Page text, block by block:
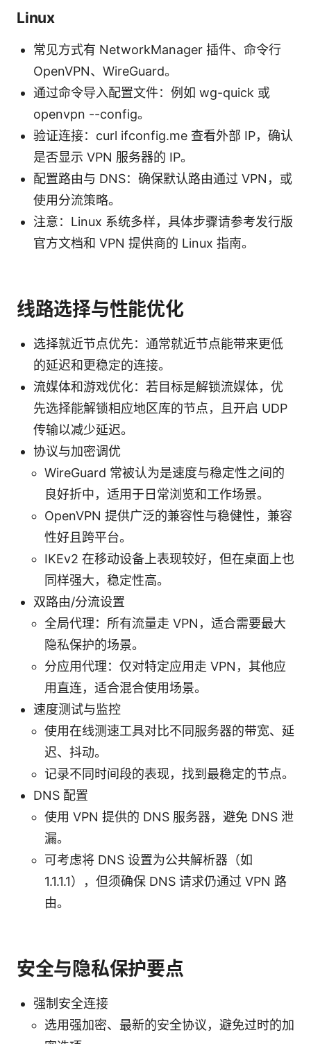
Linux
常见方式有 NetworkManager 插件、命令行
OpenVPN、WireGuard。
通过命令导入配置文件：例如 wg-quick 或
openvpn --config。
验证连接：curl ifconfig.me 查看外部 IP，确认
是否显示 VPN 服务器的 IP。
配置路由与 DNS：确保默认路由通过 VPN，或
使用分流策略。
注意：Linux 系统多样，具体步骤请参考发行版
官方文档和 VPN 提供商的 Linux 指南。
线路选择与性能优化
选择就近节点优先：通常就近节点能带来更低
的延迟和更稳定的连接。
流媒体和游戏优化：若目标是解锁流媒体，优
先选择能解锁相应地区库的节点，且开启 UDP
传输以减少延迟。
协议与加密调优
WireGuard 常被认为是速度与稳定性之间的
良好折中，适用于日常浏览和工作场景。
OpenVPN 提供广泛的兼容性与稳健性，兼容
性好且跨平台。
IKEv2 在移动设备上表现较好，但在桌面上也
同样强大，稳定性高。
双路由/分流设置
全局代理：所有流量走 VPN，适合需要最大
隐私保护的场景。
分应用代理：仅对特定应用走 VPN，其他应
用直连，适合混合使用场景。
速度测试与监控
使用在线测速工具对比不同服务器的带宽、延
迟、抖动。
记录不同时间段的表现，找到最稳定的节点。
DNS 配置
使用 VPN 提供的 DNS 服务器，避免 DNS 泄
漏。
可考虑将 DNS 设置为公共解析器（如
1.1.1.1），但须确保 DNS 请求仍通过 VPN 路
由。
安全与隐私保护要点
强制安全连接
选用强加密、最新的安全协议，避免过时的加